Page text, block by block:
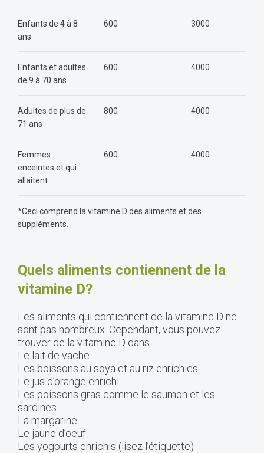
Enfants de 4 à 8
ans
600 3000
Enfants et adultes
de 9 à 70 ans
600 4000
Adultes de plus de
71 ans
800 4000
Femmes
enceintes et qui
allaitent
600 4000
*Ceci comprend la vitamine D des aliments et des
suppléments.
Quels aliments contiennent de la
vitamine D?
Les aliments qui contiennent de la vitamine D ne
sont pas nombreux. Cependant, vous pouvez
trouver de la vitamine D dans :
Le lait de vache
Les boissons au soya et au riz enrichies
Le jus d’orange enrichi
Les poissons gras comme le saumon et les
sardines
La margarine
Le jaune d’oeuf
Les yogourts enrichis (lisez l’étiquette)